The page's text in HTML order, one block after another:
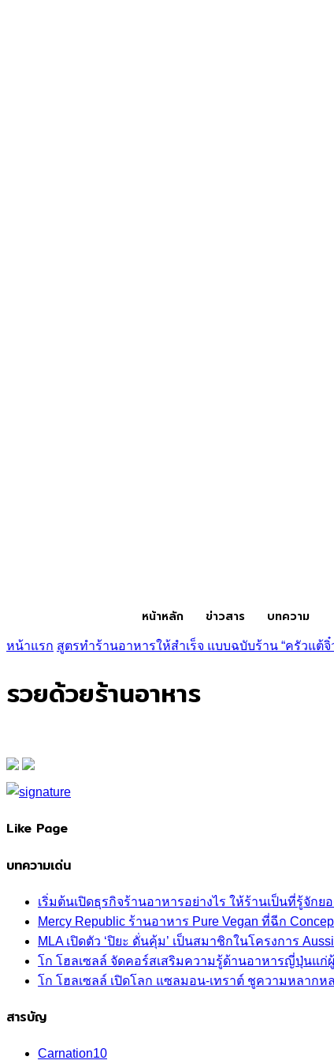
หน้าหลัก ข่าวสาร บทความ
หน้าแรก สูตรทำร้านอาหารให้สำเร็จ แบบฉบับร้าน “ครัวแต้
รวยด้วยร้านอาหาร
Like Page
บทความเด่น
เริ่มต้นเปิดธุรกิจร้านอาหารอย่างไร ให้ร้านเป็นที่รู้จักย
Mercy Republic ร้านอาหาร Pure Vegan ที่ฉีก
MLA เปิดตัว ‘ปิยะ ดั่นคุ้ม’ เป็นสมาชิกในโครงการ
โก โฮลเซลล์ จัดคอร์สเสริมความรู้ด้านอาหารญี่ปุ่นแ
โก โฮลเซลล์ เปิดโลก แซลมอน-เทราต์ ชูความหลาก
สารบัญ
Carnation10